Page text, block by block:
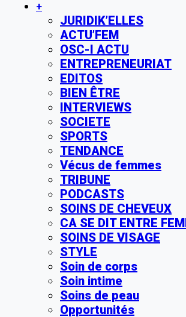
+
JURIDIK’ELLES
ACTU’FEM
OSC-I ACTU
ENTREPRENEURIAT
EDITOS
BIEN ÊTRE
INTERVIEWS
SOCIETE
SPORTS
TENDANCE
Vécus de femmes
TRIBUNE
PODCASTS
SOINS DE CHEVEUX
CA SE DIT ENTRE
SOINS DE VISAGE
STYLE
Soin de corps
Soin intime
Soins de peau
Opportunités